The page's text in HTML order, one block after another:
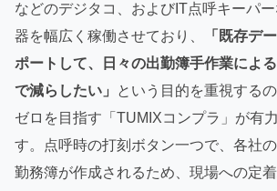
などのデジタコ、およびIT点呼キーパ
器を幅広く稼働させており、
「既存デ
ポートして、日々の出勤簿手作業によ
で減らしたい」
という目的を重視する
ゼロを目指す「TUMIXコンプラ」が有
す。点呼時の打刻ボタン一つで、各社
勤務簿が作成されるため、現場への定